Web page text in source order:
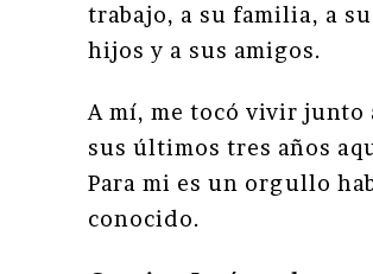
trabajo, a su familia, a
hijos y a sus amigos.
A mí, me tocó vivir junto
sus últimos tres años
Para mi es un orgullo
conocido.